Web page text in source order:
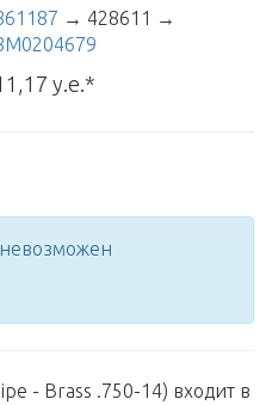
→ 428611 →
у.е.*
- Brass .750-14) входит в